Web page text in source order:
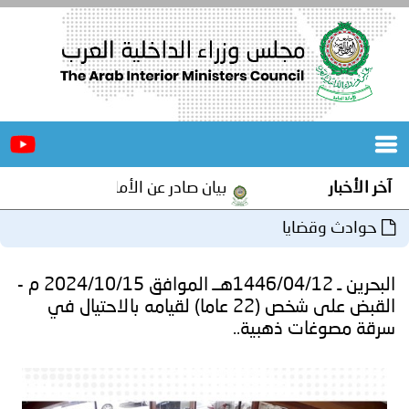
الرئيسية
المجلس
مؤتمرات
و
جهود
آخر الأخبار بيان صادر عن الأمانة العامة لمجلس
حوادث وقضايا
البحرين ـ 1446/04/12هــ الموافق 2024/10/15 م -
القبض على شخص (22 عاما) لقيامه بالاحتيال في
سرقة مصوغات ذهبية..